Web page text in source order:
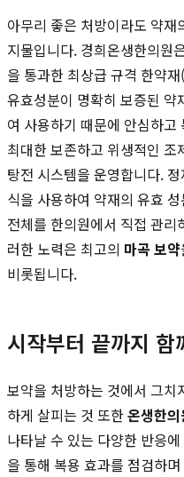
아무리 좋은 처방이라도 약
지물입니다. 경희온생한의원
을 통과한 최상급 규격 한약
유효성분이 명확히 보증된
여 사용하기 때문에 안심하
최대한 보존하고 위생적인
탕전 시스템을 운영합니다.
식을 사용하여 약재의 유효
전체를 한의원에서 직접 관
러한 노력은 최고의 마곡 보약
비롯됩니다.
시작부터 끝까지
보약을 처방하는 것에서 그치
하게 살피는 것 또한온생한의
나타날 수 있는 다양한 반응
을 통해 복용 효과를 점검하